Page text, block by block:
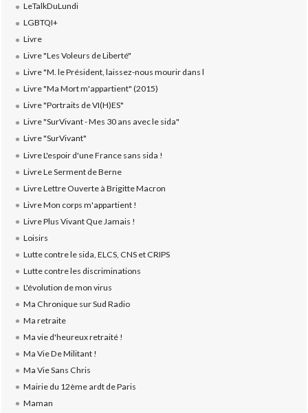
LeTalkDuLundi
LGBTQI+
Livre
Livre "Les Voleurs de Liberté"
Livre "M. le Président, laissez-nous mourir dans l
Livre "Ma Mort m'appartient" (2015)
Livre "Portraits de VI(H)ES"
Livre "SurVivant - Mes 30 ans avec le sida"
Livre "SurVivant"
Livre L'espoir d'une France sans sida !
Livre Le Serment de Berne
Livre Lettre Ouverte à Brigitte Macron
Livre Mon corps m'appartient !
Livre Plus Vivant Que Jamais !
Loisirs
Lutte contre le sida, ELCS, CNS et CRIPS
Lutte contre les discriminations
L'évolution de mon virus
Ma Chronique sur Sud Radio
Ma retraite
Ma vie d'heureux retraité !
Ma Vie De Militant !
Ma Vie Sans Chris
Mairie du 12ème ardt de Paris
Maman